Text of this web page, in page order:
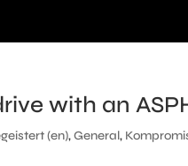
with an
(en),General,